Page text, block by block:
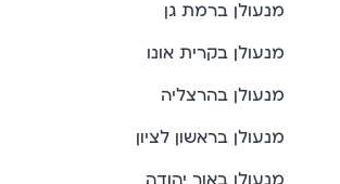
מנעולן ברמת גן
מנעולן בקרית אונו
מנעולן בהרצליה
מנעולן בראשון לציון
מנעולן באור יהודה